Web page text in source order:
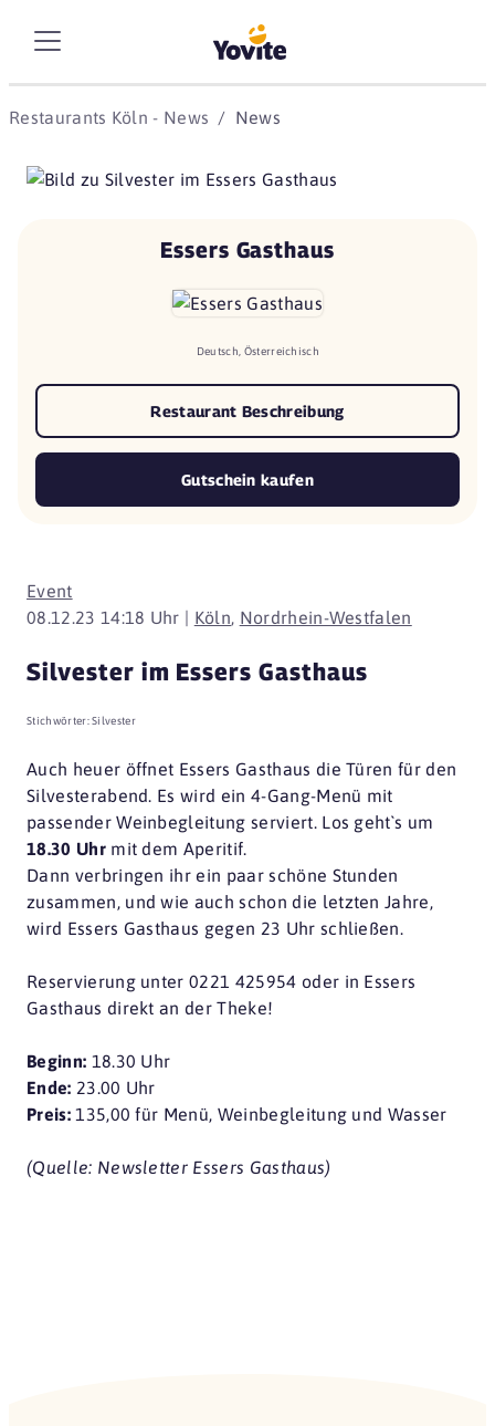
Restaurants Köln - News News
Event
08.12.23 14:18 Uhr | Köln, Nordrhein-Westfalen
Silvester im Essers Gasthaus
Stichwörter:Silvester
Auch heuer öffnet Essers Gasthaus die Türen für den
Silvesterabend. Es wird ein 4-Gang-Menü mit
passender Weinbegleitung serviert. Los geht`s um
18.30 Uhrmit dem Aperitif.
Dann verbringen ihr ein paar schöne Stunden
zusammen, und wie auch schon die letzten Jahre,
wird Essers Gasthaus gegen 23 Uhr schließen.
Reservierung unter 0221 425954 oder in Essers
Gasthaus direkt an der Theke!
Beginn: 18.30 Uhr
Ende: 23.00 Uhr
Preis: 135,00 für Menü, Weinbegleitung und Wasser
(Quelle: Newsletter Essers Gasthaus)
Essers Gasthaus
Deutsch, Österreichisch
Restaurant Beschreibung
Gutschein kaufen